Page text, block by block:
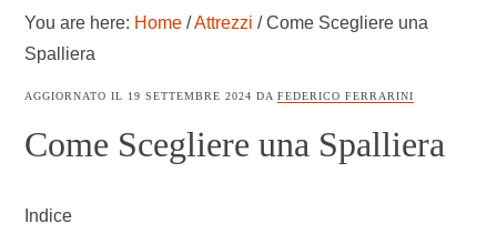
IN
CASA
You are here: Home /Attrezzi /Come Scegliere una
Spalliera
AGGIORNATO IL 19 SETTEMBRE 2024 DAFEDERICO FERRARINI
Come Scegliere una Spalliera
Indice